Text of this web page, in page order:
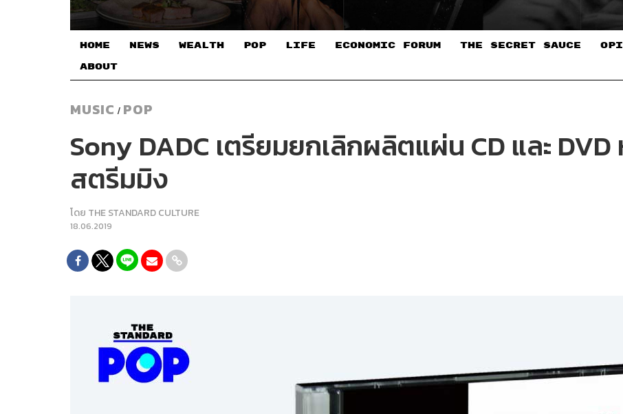
HOME NEWS WEALTH POP LIFE ECONOMIC FORUM THE SECRET SAUCE​
ABOUT
MUSIC / POP
Sony DADC เตรียมยกเลิกผลิตแผ่น CD และ
สตรีมมิง
โดย THE STANDARD CULTURE
18.06.2019